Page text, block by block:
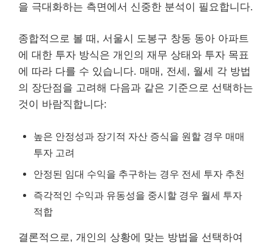
을 극대화하는 측면에서 신중한 분석이 필요합니다.
종합적으로 볼 때, 서울시 도봉구 창동 동아 아파트
에 대한 투자 방식은 개인의 재무 상태와 투자 목표
에 따라 다를 수 있습니다. 매매, 전세, 월세 각 방법
의 장단점을 고려해 다음과 같은 기준으로 선택하는
것이 바람직합니다:
높은 안정성과 장기적 자산 증식을 원할 경우 매매
투자 고려
안정된 임대 수익을 추구하는 경우 전세 투자 추천
즉각적인 수익과 유동성을 중시할 경우 월세 투자
적합
결론적으로, 개인의 상황에 맞는 방법을 선택하여